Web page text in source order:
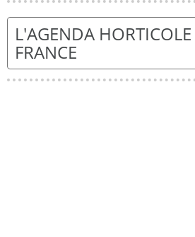
L'AGENDA HORTICOLE
FRANCE